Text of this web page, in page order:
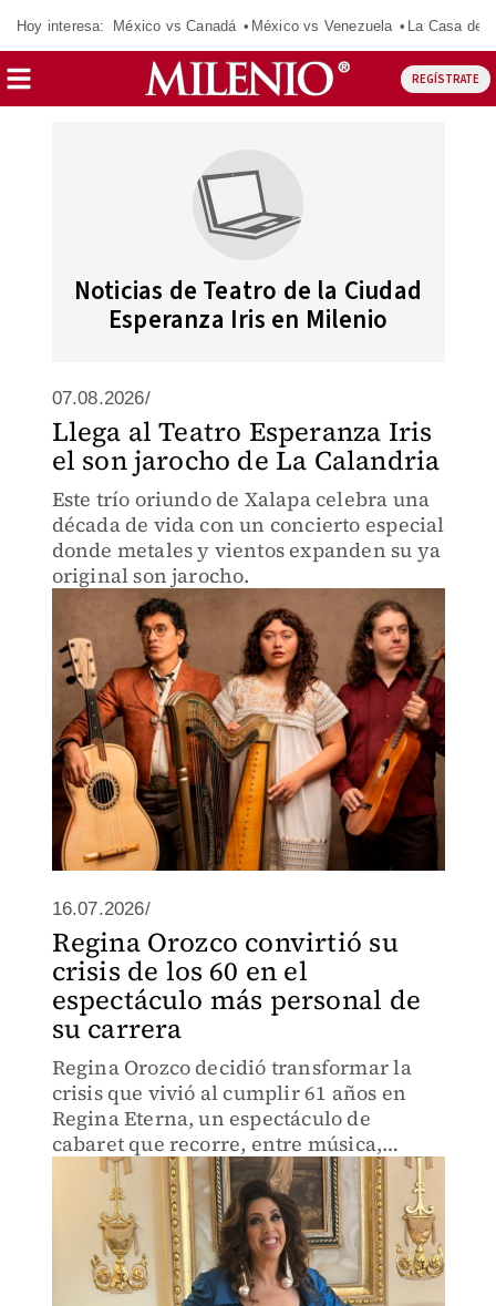
Hoy interesa: México vs Canadá México vs Venezuela La Casa de
REGÍSTRATE
Noticias de Teatro de la Ciudad
Esperanza Iris en Milenio
07.08.2026/
Llega al Teatro Esperanza Iris
el son jarocho de La Calandria
Este trío oriundo de Xalapa celebra una
década de vida con un concierto especial
donde metales y vientos expanden su ya
original son jarocho.
16.07.2026/
Regina Orozco convirtió su
crisis de los 60 en el
espectáculo más personal de
su carrera
Regina Orozco decidió transformar la
crisis que vivió al cumplir 61 años en
Regina Eterna, un espectáculo de
cabaret que recorre, entre música,
humor y fantasía, los recuerdos, las
personas y los momentos que han dado
forma a su vida.